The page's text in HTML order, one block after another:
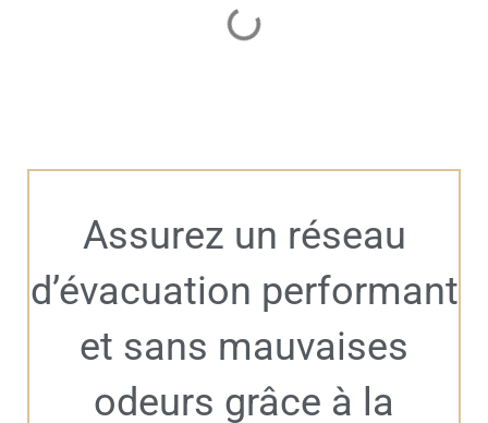
Assurez un réseau
d’évacuation performant
et sans mauvaises
odeurs grâce à la